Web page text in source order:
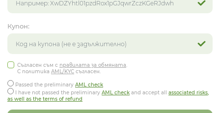
Купон:
Съгласен съм с правилата за обмяната.
С политика AML/KYC съгласен.
Passed the preliminary AML check
I have not passed the preliminary AML check and accept all associated risks,
as well as the terms of refund